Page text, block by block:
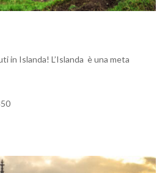
in Islanda! L’Islanda è una meta